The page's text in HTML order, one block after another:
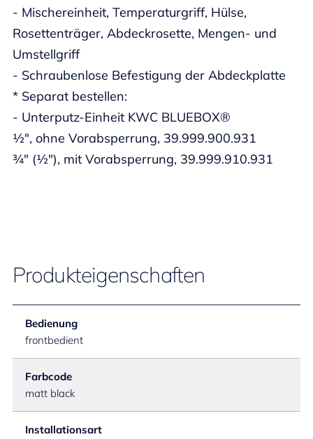
- Mischereinheit, Temperaturgriff, Hülse,
Rosettenträger, Abdeckrosette, Mengen- und
Umstellgriff
- Schraubenlose Befestigung der Abdeckplatte
* Separat bestellen:
- Unterputz-Einheit KWC BLUEBOX®
½", ohne Vorabsperrung, 39.999.900.931
¾" (½"), mit Vorabsperrung, 39.999.910.931
Produkteigenschaften
Bedienung
frontbedient
Farbcode
matt black
Installationsart